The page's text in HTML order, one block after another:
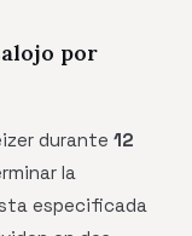
por
durante 12
la
especificada